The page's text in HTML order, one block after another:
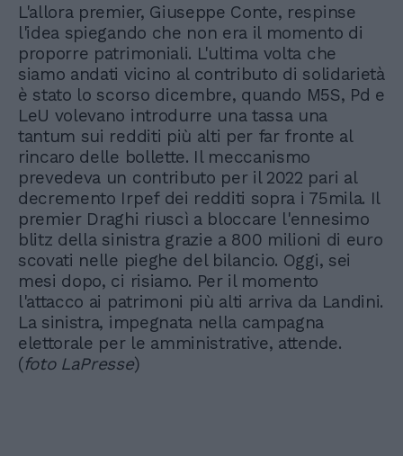
L'allora premier, Giuseppe Conte, respinse
l'idea spiegando che non era il momento di
proporre patrimoniali. L'ultima volta che
siamo andati vicino al contributo di solidarietà
è stato lo scorso dicembre, quando M5S, Pd e
LeU volevano introdurre una tassa una
tantum sui redditi più alti per far fronte al
rincaro delle bollette. Il meccanismo
prevedeva un contributo per il 2022 pari al
decremento Irpef dei redditi sopra i 75mila. Il
premier Draghi riuscì a bloccare l'ennesimo
blitz della sinistra grazie a 800 milioni di euro
scovati nelle pieghe del bilancio. Oggi, sei
mesi dopo, ci risiamo. Per il momento
l'attacco ai patrimoni più alti arriva da Landini.
La sinistra, impegnata nella campagna
elettorale per le amministrative, attende.
(foto LaPresse)